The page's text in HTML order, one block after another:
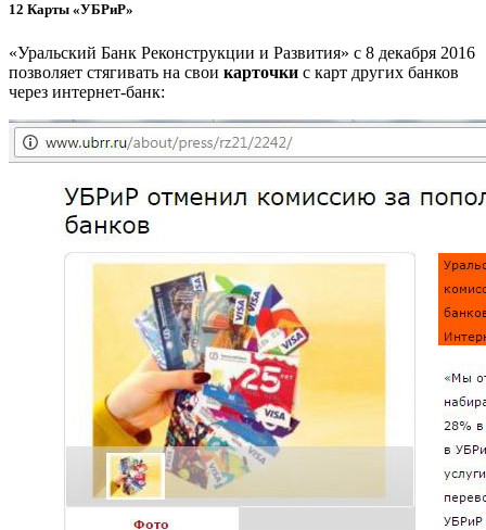
12 Карты «УБРиР»
«Уральский Банк Реконструкции и Развития» с 8 декабря 2016
позволяет стягивать на свои карточки с карт других банков
через интернет-банк: